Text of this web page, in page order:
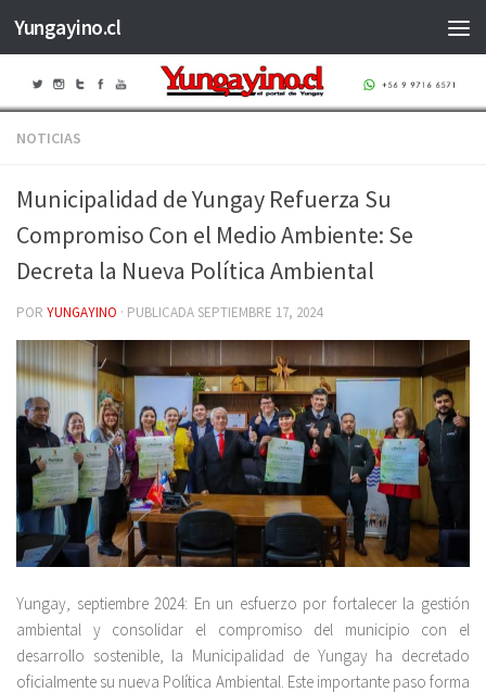
Saltar al contenido
Yungayino.cl
NOTICIAS
Municipalidad de Yungay Refuerza Su
Compromiso Con el Medio Ambiente: Se
Decreta la Nueva Política Ambiental
POR YUNGAYINO · PUBLICADASEPTIEMBRE 17, 2024
Yungay, septiembre 2024: En un esfuerzo por fortalecer la gestión
ambiental y consolidar el compromiso del municipio con el
desarrollo sostenible, la Municipalidad de Yungay ha decretado
oficialmente su nueva Política Ambiental. Este importante paso forma